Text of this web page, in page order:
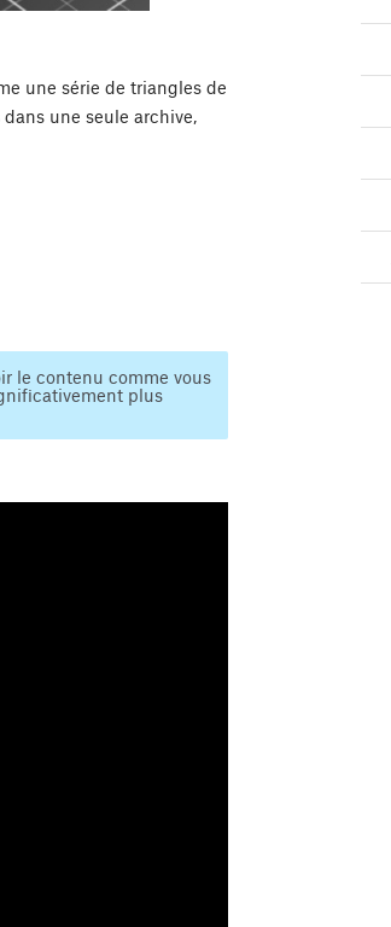
une série de triangles de
une seule archive,
le contenu comme vous
plus